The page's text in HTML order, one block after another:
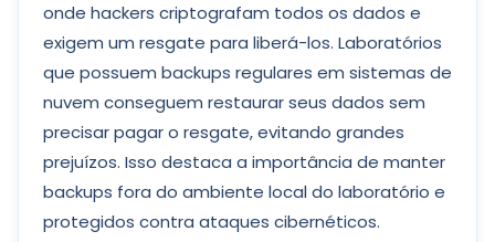
onde hackers criptografam todos os dados e
exigem um resgate para liberá-los. Laboratórios
que possuem backups regulares em sistemas de
nuvem conseguem restaurar seus dados sem
precisar pagar o resgate, evitando grandes
prejuízos. Isso destaca a importância de manter
backups fora do ambiente local do laboratório e
protegidos contra ataques cibernéticos.